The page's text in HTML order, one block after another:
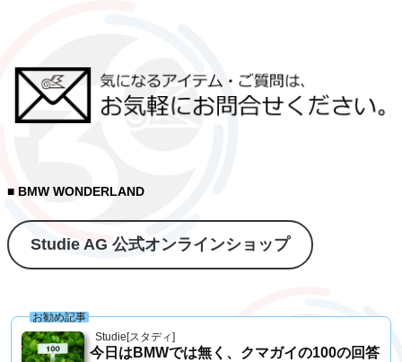
■ BMW WONDERLAND
Studie AG 公式オンラインショップ
Studie[スタディ]
お勧め記事
今日はBMWでは無く、クマガイの100の回答